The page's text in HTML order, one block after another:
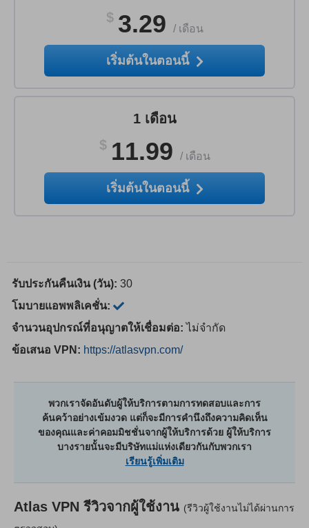
$ 3.29 / เดือน
เริ่มต้นในตอนนี้
1 เดือน
$ 11.99 / เดือน
เริ่มต้นในตอนนี้
รับประกันคืนเงิน (วัน): 30
โมบายแอพพลิเคชั่น:
จำนวนอุปกรณ์ที่อนุญาตให้เชื่อมต่อ:ไม่จำกัด
ข้อเสนอ VPN: https://atlasvpn.com/
พวกเราจัดอันดับผู้ให้บริการตามการทดสอบและการ
ค้นคว้าอย่างเข้มงวด แต่ก็จะมีการคำนึงถึงความคิดเห็น
ของคุณและค่าคอมมิชชั่นจากผู้ให้บริการด้วย ผู้ให้บริการ
บางรายนั้นจะมีบริษัทแม่แห่งเดียวกันกับพวกเรา
เรียนรู้เพิ่มเติม
Atlas VPN รีวิวจากผู้ใช้งาน (รีวิวผู้ใช้งานไม่ได้ผ่านการ